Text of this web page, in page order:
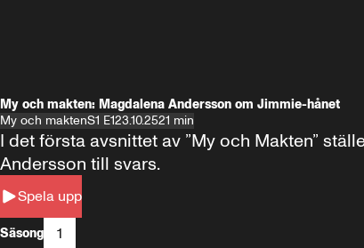
My och makten: Magdalena Andersson om Jimmie-hånet
My och maktenS1 E123.10.2521 min
Spela upp
I det första avsnittet av ”My och Makten”
Andersson till svars.
Säsong 1